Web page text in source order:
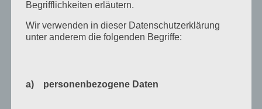
November 2011
Oktober 2011
August 2011
Begrifflichkeiten erläutern.
Wir verwenden in dieser Datenschutzerklärung
unter anderem die folgenden Begriffe:
a) personenbezogene Daten